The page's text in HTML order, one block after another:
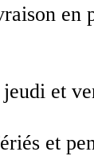
en
et
et